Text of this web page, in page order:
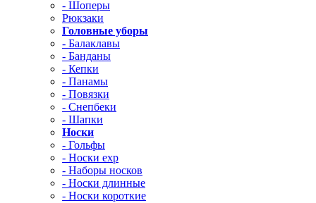
- Шоперы
Рюкзаки
Головные уборы
- Балаклавы
- Банданы
- Кепки
- Панамы
- Повязки
- Снепбеки
- Шапки
Носки
- Гольфы
- Носки exp
- Наборы носков
- Носки длинные
- Носки короткие